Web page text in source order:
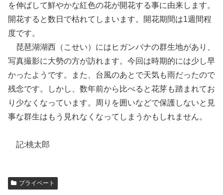
を伸ばして鮮やかな紅色の花が開花する事に由来します。
開花すると数日で枯れてしまいます。開花期間は1週間程
度です。
琵琶湖湖西（こせい）にはヒガンバナの群生地があり、
写真撮影に大勢の方が訪れます。今回は時期的には少し早
かったようです。また、台風のあとで天気も雨だったので
残念です。しかし、数年前から比べると花芽も踏まれてお
り少なくなっています。周りを囲いなどで保護しないと見
事な群生はもう見れなくなってしまうかもしれません。
記:桃太郎
プライベート